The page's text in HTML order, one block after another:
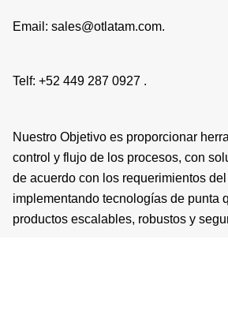
Email: sales@otlatam.com.
Telf: +52 449 287 0927 .
Nuestro Objetivo es proporcionar
control y flujo de los procesos, con
de acuerdo con los requerimientos
implementando tecnologías de punta
productos escalables, robustos y